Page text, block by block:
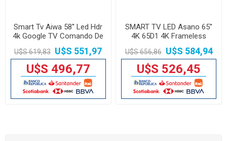
Smart Tv Aiwa 58'' Led Hdr
4k Google TV Comando De
Voz
U$S 619,83 U$S 551,97
U$S 496,77
SMART TV LED Asano 65''
4K 65D1 4K Frameless
Android 13
U$S 656,86 U$S 584,94
U$S 526,45